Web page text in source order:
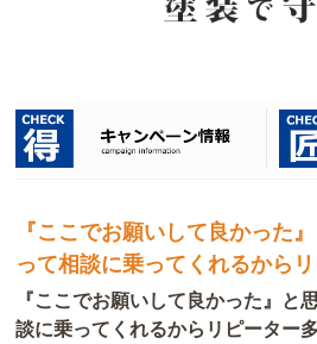
『ここでお願いして良かった
って相談に乗ってくれるから
『ここでお願いして良かった』
談に乗ってくれるからリピーター